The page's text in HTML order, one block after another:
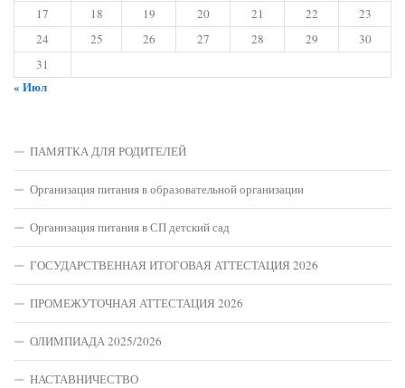
17
18 19 20 21 22
23
24
25 26 27 28 29
30
31
« Июл
ПАМЯТКА ДЛЯ РОДИТЕЛЕЙ
Организация питания в образовательной организации
Организация питания в СП детский сад
ГОСУДАРСТВЕННАЯ ИТОГОВАЯ АТТЕСТАЦИЯ 2026
ПРОМЕЖУТОЧНАЯ АТТЕСТАЦИЯ 2026
ОЛИМПИАДА 2025/2026
НАСТАВНИЧЕСТВО